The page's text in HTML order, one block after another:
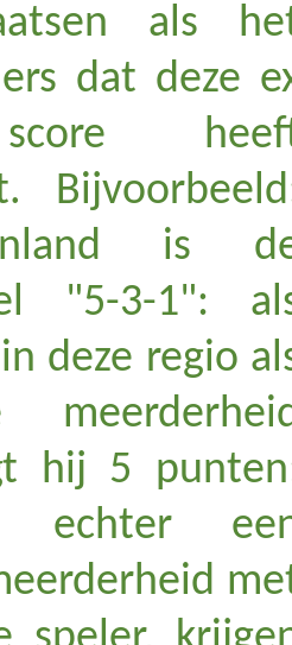
als
dat deze
is
"5-3-1":
deze regio
hij 5
echter